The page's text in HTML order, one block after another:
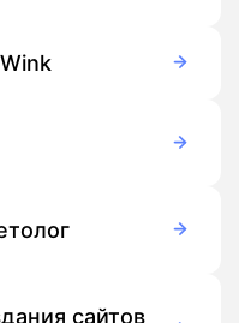
900 руб./мес
сайтов